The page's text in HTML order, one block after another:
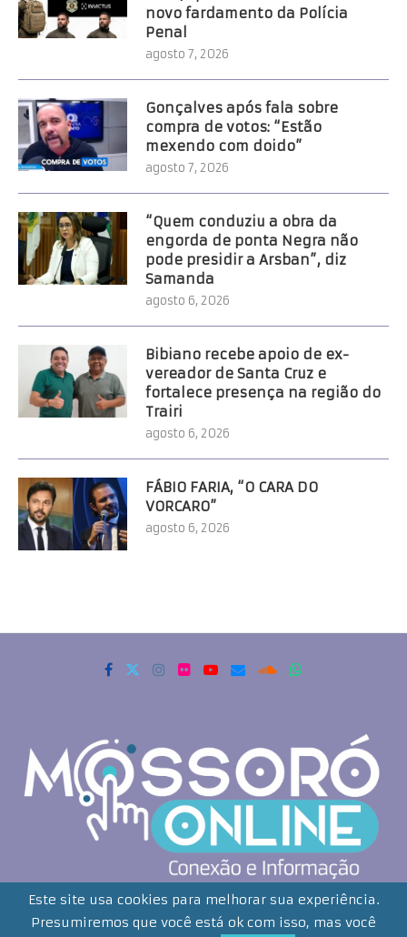
novo fardamento da Polícia
Penal
agosto 7, 2026
Gonçalves após fala sobre
compra de votos: “Estão
mexendo com doido”
agosto 7, 2026
“Quem conduziu a obra da
engorda de ponta Negra não
pode presidir a Arsban”, diz
Samanda
agosto 6, 2026
Bibiano recebe apoio de ex-
vereador de Santa Cruz e
fortalece presença na região do
Trairi
agosto 6, 2026
FÁBIO FARIA, “O CARA DO
VORCARO”
agosto 6, 2026
Copyrigth 2021 - Todos os direitos reservados. Mossoró Online
Desenvolvido por:
Este site usa cookies para melhorar sua experiência.
Presumiremos que você está ok com isso, mas você